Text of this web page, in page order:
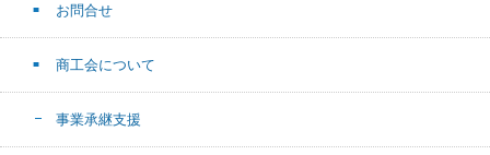
お問合せ
商工会について
事業承継支援